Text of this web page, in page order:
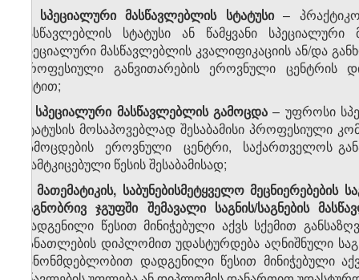
ყ) სპეციალური მასწავლებლის სტატუსი–
მასწავლებლის სტატუსი ან წამყვანი
სპეციალური მასწავლებლის კვალიფიკაციის ან/და
პროფესიული განვითარების ეროვნული ცენტრის
აქტით;
შ) სპეციალური მასწავლებლის გამოცდა– უფროსი
სტატუსის მოსაპოვებლად შესაბამისი პროფესიული
გამოცდების ეროვნული ცენტრი, საქართველოს
დამტკიცებული წესის შესაბამისად;
ჩ) მათემატიკის, საბუნებისმეტყველო მეცნიერებების
საგნობრივ ჯგუფში შემავალი საგნის/საგნების
დადგენილი წესით მინიჭებული აქვს სქემით
განათლების დიპლომით უდასტურდება აღნიშნული
კანონმდებლობით დადგენილი წესით მინიჭებული